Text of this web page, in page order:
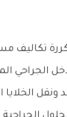
تكاليف
الجراحي
الخلايا